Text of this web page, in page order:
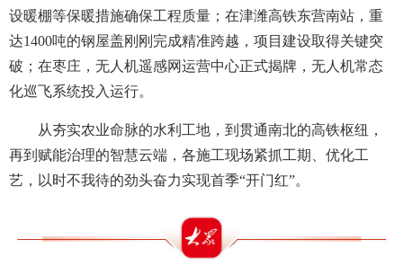
设暖棚等保暖措施确保工程质量；在津潍高铁东营南站，重
达1400吨的钢屋盖刚刚完成精准跨越，项目建设取得关键突
破；在枣庄，无人机遥感网运营中心正式揭牌，无人机常态
化巡飞系统投入运行。
从夯实农业命脉的水利工地，到贯通南北的高铁枢纽，
再到赋能治理的智慧云端，各施工现场紧抓工期、优化工
艺，以时不我待的劲头奋力实现首季“开门红”。